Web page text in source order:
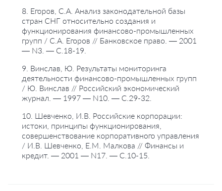
8. Егоров, С.А. Анализ законодательной базы
стран СНГ относительно создания и
функционирования финансово-промышленных
групп / С.А. Егоров // Банковское право. — 2001
— N3. — С.18-19.
9. Винслав, Ю. Результаты мониторинга
деятельности финансово-промышленных групп
/ Ю. Винслав // Российский экономический
журнал. — 1997 — N10. — С.29-32.
10. Шевченко, И.В. Российские корпорации:
истоки, принципы функционирования,
совершенствование корпоративного управления
/ И.В. Шевченко, Е.М. Малкова // Финансы и
кредит. — 2001 — N17. — С.10-15.